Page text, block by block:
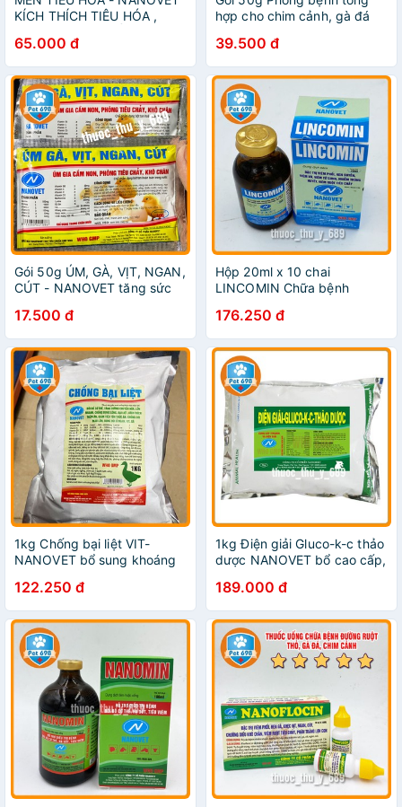
KÍCH THÍCH TIÊU HÓA ,
THỨC ĂN PET-698
65.000 đ
hợp cho chim cảnh, gà đá
39.500 đ
Gói 50g ÚM, GÀ, VỊT, NGAN,
CÚT - NANOVET tăng sức
vitamin PET-689
17.500 đ
Hộp 20ml x 10 chai
LINCOMIN Chữa bệnh
cho mèo PET-698
176.250 đ
1kg Chống bại liệt VIT-
NANOVET bổ sung khoáng
kháng PET-698
122.250 đ
1kg Điện giải Gluco-k-c thảo
dược NANOVET bổ cao cấp,
PET-698
189.000 đ